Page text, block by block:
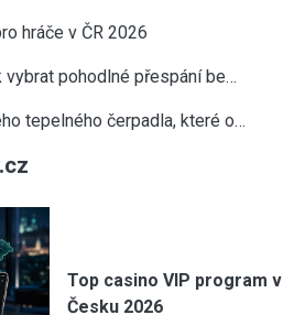
hráče v ČR 2026
vybrat pohodlné přespání be…
tepelného čerpadla, které o…
Top casino VIP program v
Česku 2026